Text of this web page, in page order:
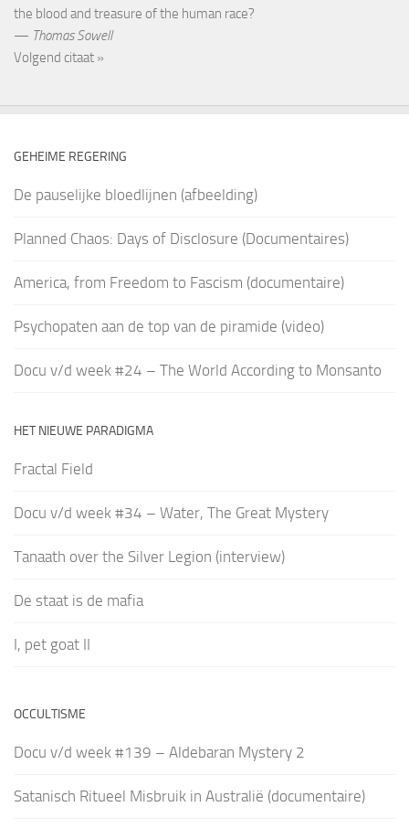
the blood and treasure of the human race?
— Thomas Sowell
Volgend citaat »
GEHEIME REGERING
De pauselijke bloedlijnen (afbeelding)
Planned Chaos: Days of Disclosure (Documentaires)
America, from Freedom to Fascism (documentaire)
Psychopaten aan de top van de piramide (video)
Docu v/d week #24 – The World According to Monsanto
HET NIEUWE PARADIGMA
Fractal Field
Docu v/d week #34 – Water, The Great Mystery
Tanaath over the Silver Legion (interview)
De staat is de mafia
I, pet goat II
OCCULTISME
Docu v/d week #139 – Aldebaran Mystery 2
Satanisch Ritueel Misbruik in Australië (documentaire)